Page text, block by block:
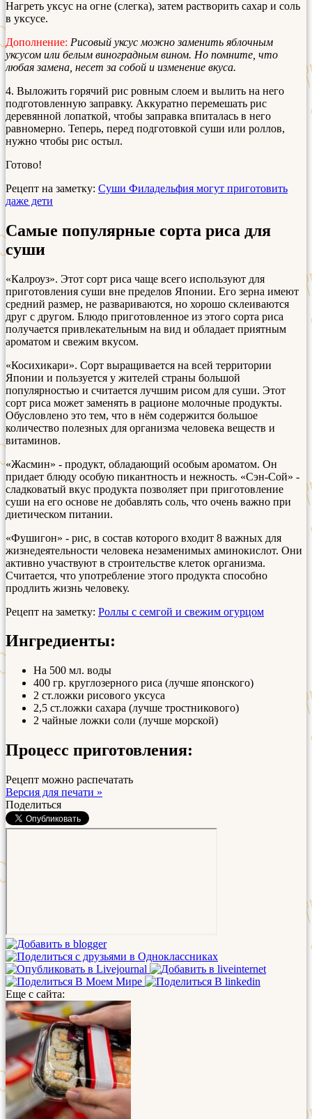
Нагреть уксус на огне (слегка), затем растворить сахар и соль
в уксусе.
Дополнение: Рисовый уксус можно заменить яблочным
уксусом или белым виноградным вином. Но помните, что
любая замена, несет за собой и изменение вкуса.
4. Выложить горячий рис ровным слоем и вылить на него
подготовленную заправку. Аккуратно перемешать рис
деревянной лопаткой, чтобы заправка впиталась в него
равномерно. Теперь, перед подготовкой суши или роллов,
нужно чтобы рис остыл.
Готово!
Рецепт на заметку: Суши Филадельфия могут приготовить
даже дети
Самые популярные сорта риса для
суши
«Калроуз». Этот сорт риса чаще всего используют для
приготовления суши вне пределов Японии. Его зерна имеют
средний размер, не развариваются, но хорошо склеиваются
друг с другом. Блюдо приготовленное из этого сорта риса
получается привлекательным на вид и обладает приятным
ароматом и свежим вкусом.
«Косихикари». Сорт выращивается на всей территории
Японии и пользуется у жителей страны большой
популярностью и считается лучшим рисом для суши. Этот
сорт риса может заменять в рационе молочные продукты.
Обусловлено это тем, что в нём содержится большое
количество полезных для организма человека веществ и
витаминов.
«Жасмин» - продукт, обладающий особым ароматом. Он
придает блюду особую пикантность и нежность. «Сэн-Сой» -
сладковатый вкус продукта позволяет при приготовление
суши на его основе не добавлять соль, что очень важно при
диетическом питании.
«Фушигон» - рис, в состав которого входит 8 важных для
жизнедеятельности человека незаменимых аминокислот. Они
активно участвуют в строительстве клеток организма.
Считается, что употребление этого продукта способно
продлить жизнь человеку.
Рецепт на заметку: Роллы с семгой и свежим огурцом
Ингредиенты:
На 500 мл. воды
400 гр. круглозерного риса (лучше японского)
2 ст.ложки рисового уксуса
2,5 ст.ложки сахара (лучше тростникового)
2 чайные ложки соли (лучше морской)
Процесс приготовления:
Рецепт можно распечатать
Версия для печати »
Поделиться
Еще с сайта: